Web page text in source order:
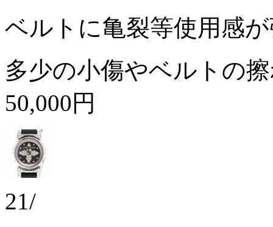
ベルトに亀裂等使用感
多少の小傷やベルトの
50,000円
21/